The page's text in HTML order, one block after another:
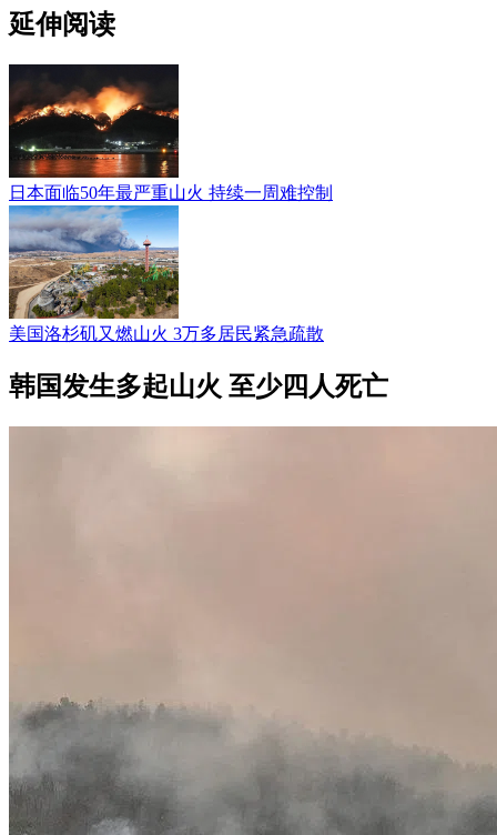
延伸阅读
日本面临50年最严重山火 持续一周难控制
美国洛杉矶又燃山火 3万多居民紧急疏散
韩国发生多起山火 至少四人死亡